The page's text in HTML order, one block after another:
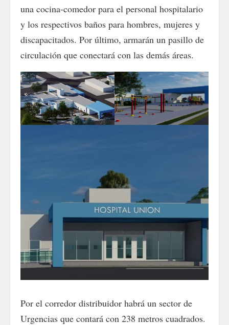
una cocina-comedor para el personal hospitalario
y los respectivos baños para hombres, mujeres y
discapacitados. Por último, armarán un pasillo de
circulación que conectará con las demás áreas.
Por el corredor distribuidor habrá un sector de
Urgencias que contará con 238 metros cuadrados.